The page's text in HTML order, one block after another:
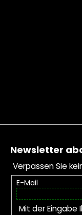
Fußzeile
Newsletter
Verpassen Sie
E-Mail
Mit der Eingabe